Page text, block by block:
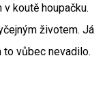
koutě houpačku.
životem. Já
to vůbec nevadilo.